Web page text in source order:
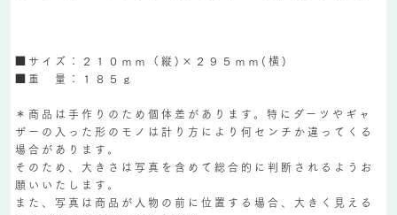
■サイズ：２１０ｍｍ（縦)×２９５ｍｍ(横)
■重 量：１８５ｇ
＊商品は手作りのため個体差があります。特にダーツやギャ
ザーの入った形のモノは計り方により何センチか違ってくる
場合があります。
そのため、大きさは写真を含めて総合的に判断されるようお
願いいたします。
また、写真は商品が人物の前に位置する場合、大きく見える